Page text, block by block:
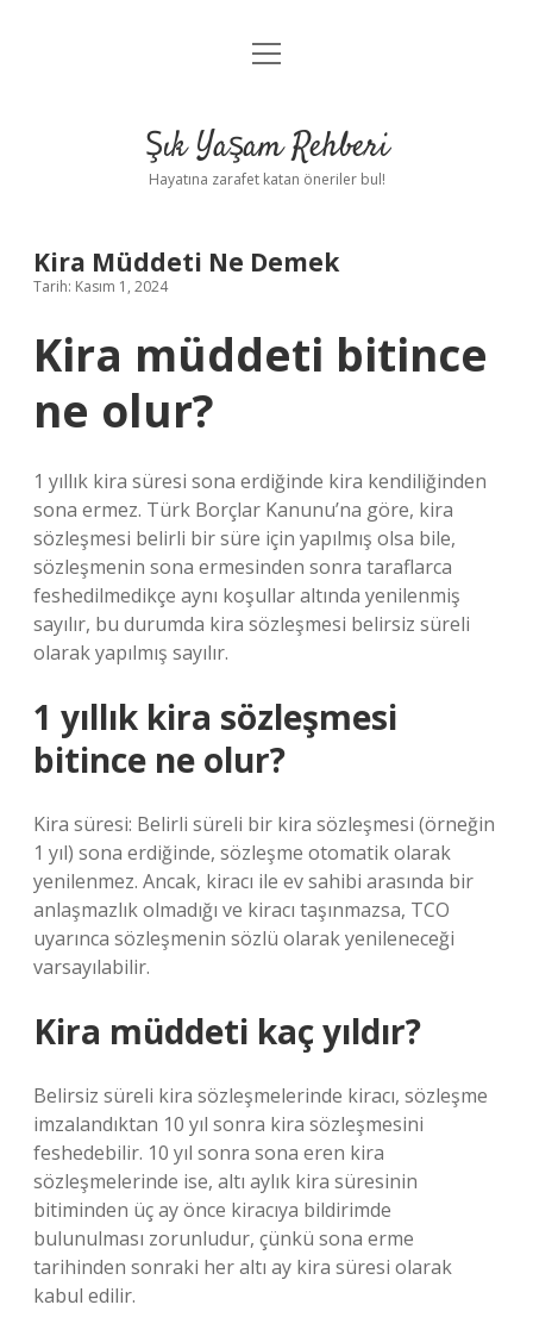
Anasayfa
Yasal Uyarı
menüyü
Şık Yaşam Rehberi
Hayatına zarafet katan öneriler bul!
Kira Müddeti Ne Demek
Tarih: Kasım 1, 2024
Kira müddeti bitince
ne olur?
1 yıllık kira süresi sona erdiğinde kira kendiliğinden
sona ermez. Türk Borçlar Kanunu’na göre, kira
sözleşmesi belirli bir süre için yapılmış olsa bile,
sözleşmenin sona ermesinden sonra taraflarca
feshedilmedikçe aynı koşullar altında yenilenmiş
sayılır, bu durumda kira sözleşmesi belirsiz süreli
olarak yapılmış sayılır.
1 yıllık kira sözleşmesi
bitince ne olur?
Kira süresi: Belirli süreli bir kira sözleşmesi (örneğin
1 yıl) sona erdiğinde, sözleşme otomatik olarak
yenilenmez. Ancak, kiracı ile ev sahibi arasında bir
anlaşmazlık olmadığı ve kiracı taşınmazsa, TCO
uyarınca sözleşmenin sözlü olarak yenileneceği
varsayılabilir.
Kira müddeti kaç yıldır?
Belirsiz süreli kira sözleşmelerinde kiracı, sözleşme
imzalandıktan 10 yıl sonra kira sözleşmesini
feshedebilir. 10 yıl sonra sona eren kira
sözleşmelerinde ise, altı aylık kira süresinin
bitiminden üç ay önce kiracıya bildirimde
bulunulması zorunludur, çünkü sona erme
tarihinden sonraki her altı ay kira süresi olarak
kabul edilir.